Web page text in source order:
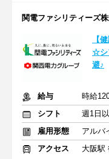
関電ファシリティーズ
【
☆シ
避♪
給与
時給
シフト
雇用形態
アルバ
アクセス
大阪駅